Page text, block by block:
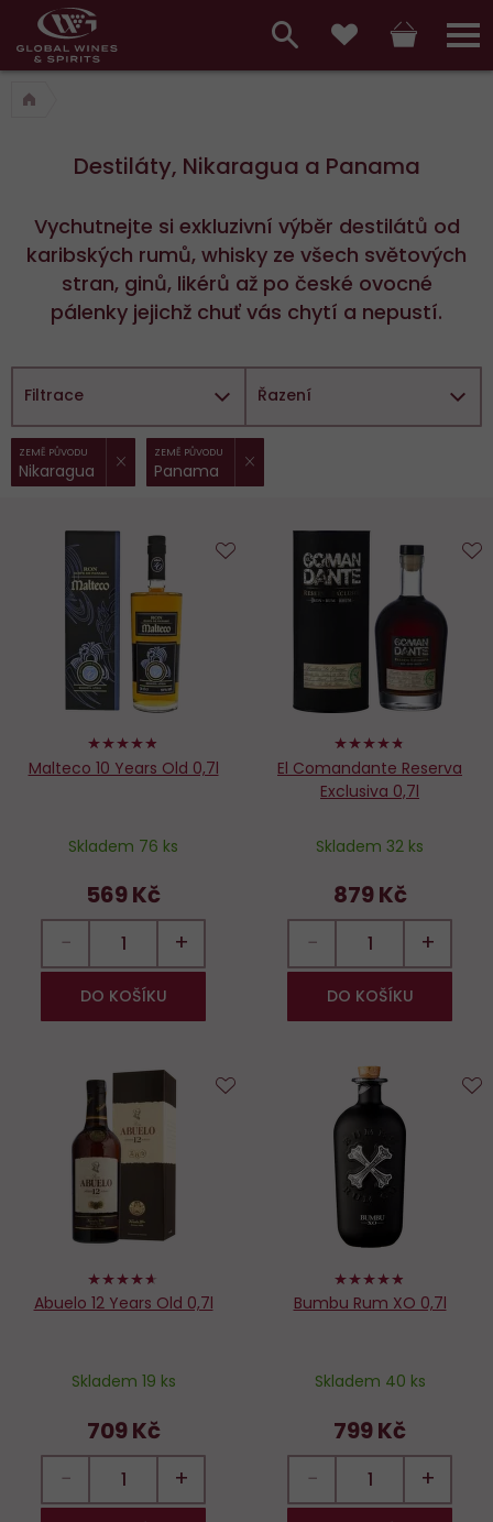
Hlavní
menu,
košík,
vyhledávání,
Destiláty, Nikaragua a Panama
Vychutnejte si exkluzivní výběr destilátů od
karibských rumů, whisky ze všech světových
stran, ginů, likérů až po české ovocné
pálenky jejichž chuť vás chytí a nepustí.
Filtrace
Vybrané
filtry:
ZEMĚ PŮVODU
Nikaragua
ZRUŠIT FILTR
ZEMĚ PŮVODU
Panama
Řazení
96%
Malteco 10 Years Old 0,7l
Skladem 76 ks
569 Kč
− +
DO KOŠÍKU
oblíbených
94%
El Comandante Reserva
Exclusiva 0,7l
Skladem 32 ks
879 Kč
− +
DO KOŠÍKU
92%
Abuelo 12 Years Old 0,7l
Skladem 19 ks
709 Kč
− +
96%
Bumbu Rum XO 0,7l
Skladem 40 ks
799 Kč
− +